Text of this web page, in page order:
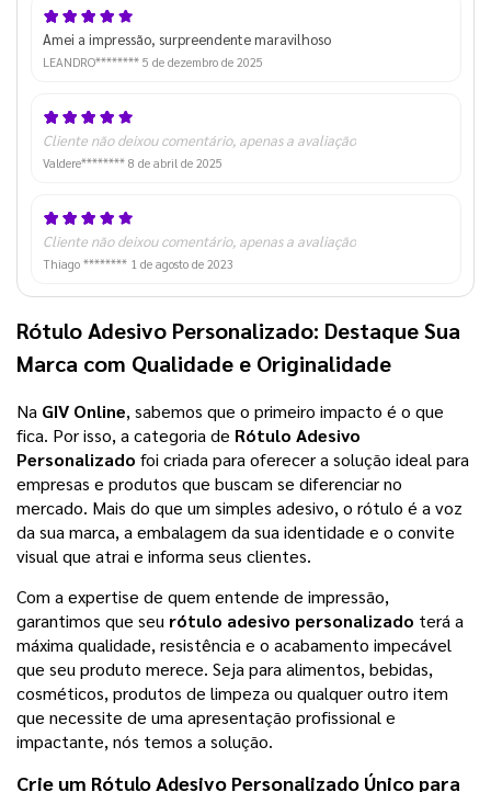
Amei a impressão, surpreendente maravilhoso
LEANDRO******** 5 de dezembro de 2025
Cliente não deixou comentário, apenas a avaliação
Valdere******** 8 de abril de 2025
Cliente não deixou comentário, apenas a avaliação
Thiago ******** 1 de agosto de 2023
Rótulo Adesivo Personalizado: Destaque Sua
Marca com Qualidade e Originalidade
Na GIV Online, sabemos que o primeiro impacto é o que
fica. Por isso, a categoria de Rótulo Adesivo
Personalizado foi criada para oferecer a solução ideal para
empresas e produtos que buscam se diferenciar no
mercado. Mais do que um simples adesivo, o rótulo é a voz
da sua marca, a embalagem da sua identidade e o convite
visual que atrai e informa seus clientes.
Com a expertise de quem entende de impressão,
garantimos que seu rótulo adesivo personalizado terá a
máxima qualidade, resistência e o acabamento impecável
que seu produto merece. Seja para alimentos, bebidas,
cosméticos, produtos de limpeza ou qualquer outro item
que necessite de uma apresentação profissional e
impactante, nós temos a solução.
Crie um Rótulo Adesivo Personalizado Único para